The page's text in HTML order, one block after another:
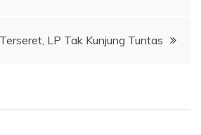
LP Tak Kunjung Tuntas